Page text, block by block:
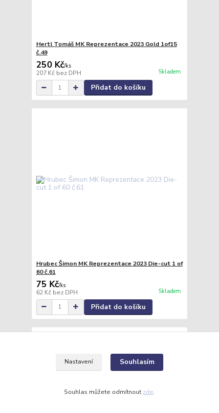
Hertl Tomáš MK Reprezentace 2023 Gold 1of15
č.49
250 Kč/ks
207 Kč bez DPH Skladem
Přidat do košíku
Hrubec Šimon MK Reprezentace 2023 Die-cut 1 of
60 č.61
75 Kč/ks
62 Kč bez DPH Skladem
Přidat do košíku
Nastavení Souhlasím
Souhlas můžete odmítnout zde.